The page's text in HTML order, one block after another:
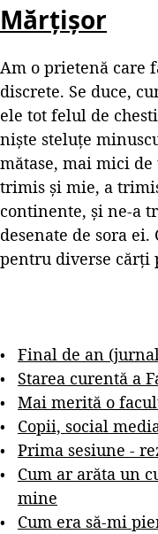
Mărțișor
Am o prietenă care
discrete. Se duce,
ele tot felul de
niște steluțe
mătase, mai mici
trimis și mie, a
continente, și ne-a
desenate de sora
pentru diverse cărți
Final de an
Starea curentă a
Mai merită o
Copii, social
Prima sesiune -
Cum ar arăta un
mine
Cum era să-mi